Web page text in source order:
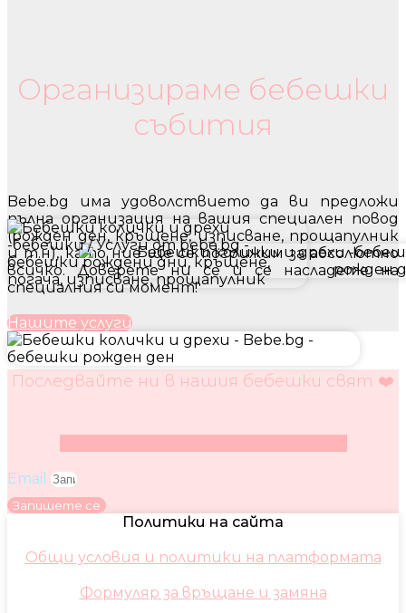
Организираме бебешки
събития
Bebe.bg има удоволствието да ви предложи
пълна организация на вашия специален повод
(рожден ден, кръщене, изписване, прощапулник
и т.н), като ние ще се погрижим за абсолютно
всичко. Доверете ни се и се насладете на
специалния си момент!
Нашите услуги
Последвайте ни в нашия бебешки свят ❤️
Email
Запишете се
Политики на сайта
Общи условия и политики на платформата
Формуляр за връщане и замяна